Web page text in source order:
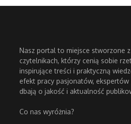
Nasz portal to miejsce stworzone
czytelnikach, którzy cenią sobie
inspirujące treści i praktyczną
efekt pracy pasjonatów,
dbają o jakość i aktualność
Co nas wyróżnia?